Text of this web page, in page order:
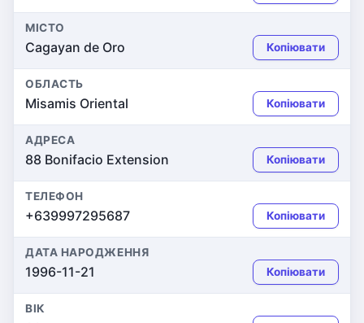
МІСТО
Cagayan de Oro Копіювати
ОБЛАСТЬ
Misamis Oriental Копіювати
АДРЕСА
88 Bonifacio Extension Копіювати
ТЕЛЕФОН
+639997295687 Копіювати
ДАТА НАРОДЖЕННЯ
1996-11-21 Копіювати
ВІК